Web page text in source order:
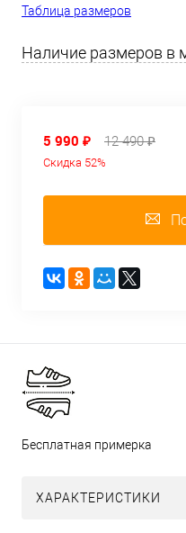
Таблица размеров
Наличие размеров в
5 990 ₽ 12 490 ₽
Скидка 52%
Бесплатная примерка
ХАРАКТЕРИСТИКИ